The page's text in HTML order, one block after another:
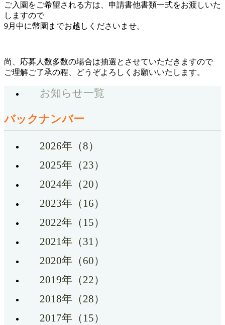
ご入園をご希望される方は、申請書他書類一式をお渡しいた
しますので
9月中に幣園までお越しくださいませ。
尚、応募人数多数の場合は抽選とさせていただきますので
ご理解ご了承の程、どうぞよろしくお願いいたします。
お知らせ一覧
バックナンバー
2026年（8）
2025年（23）
2024年（20）
2023年（16）
2022年（15）
2021年（31）
2020年（60）
2019年（22）
2018年（28）
2017年（15）